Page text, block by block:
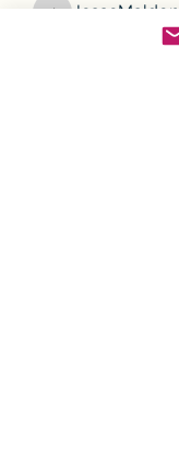
Gamov Odas